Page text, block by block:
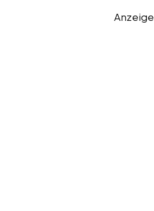
Anzeige